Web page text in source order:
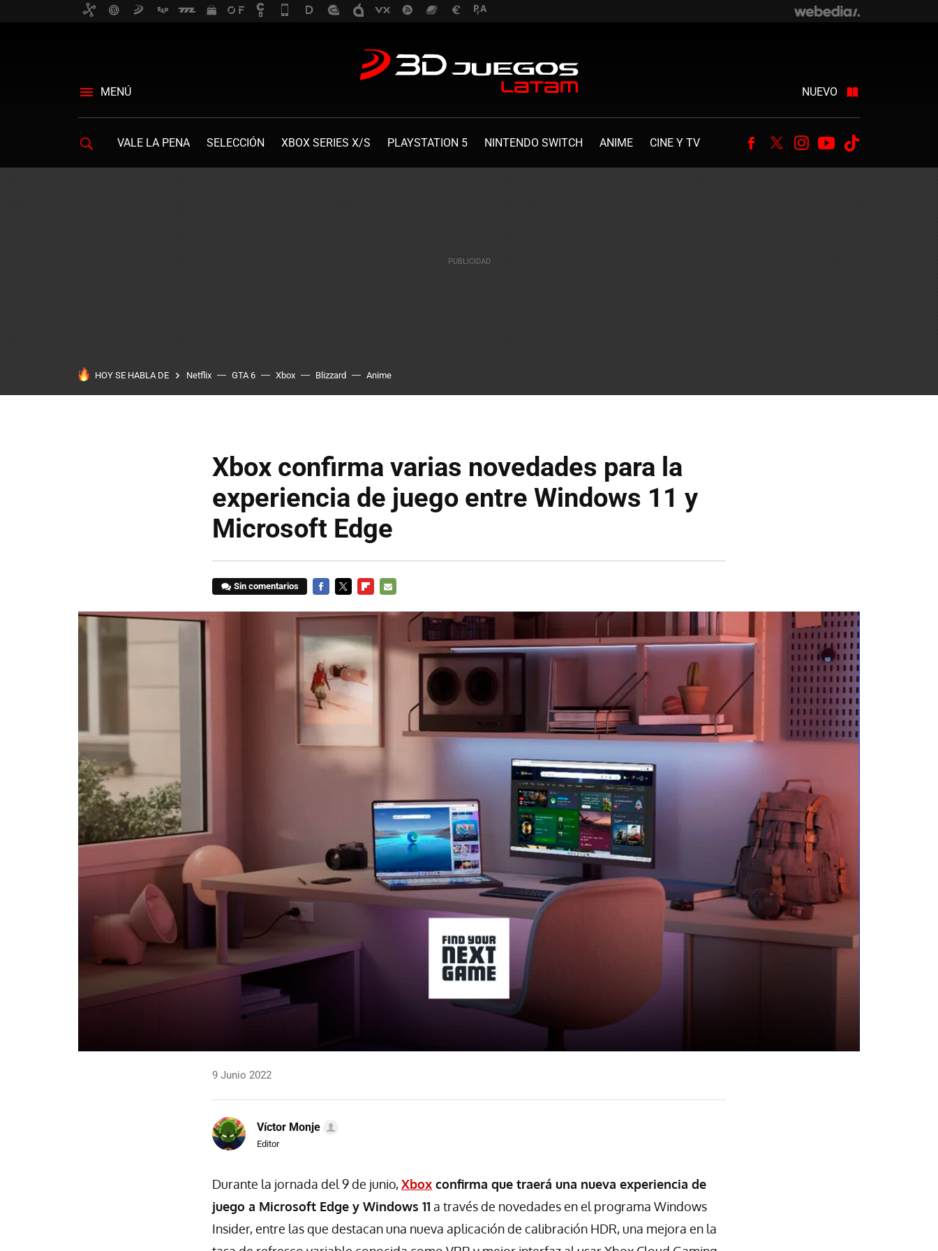
MENÚ NUEVO
VALE LA PENA SELECCIÓN XBOX SERIES X/S PLAYSTATION 5 NINTENDO SWITCH ANIME CINE Y TV Facebook
TwitterInstagram
Youtube
HOY SE HABLA DE Netflix GTA 6 Xbox Blizzard Anime
Xbox confirma varias novedades para la
experiencia de juego entre Windows 11 y
Microsoft Edge
Sin comentarios
9 Junio 2022
Víctor Monje
Editor
Durante la jornada del 9 de junio,Xbox confirma que traerá una nueva experiencia de
juego a Microsoft Edge y Windows 11 a través de novedades en el programa Windows
Insider, entre las que destacan una nueva aplicación de calibración HDR, una mejora en la